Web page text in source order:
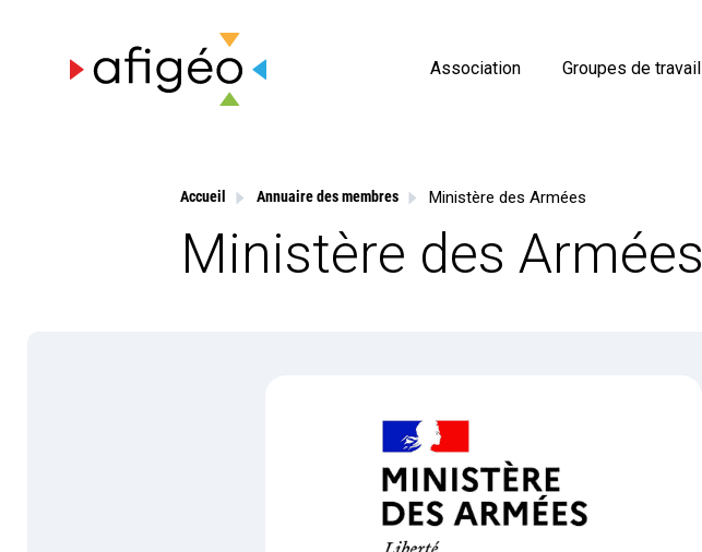
Association Groupes de travail
Accueil Annuaire des membres Ministère des Armées
Ministère des Armées